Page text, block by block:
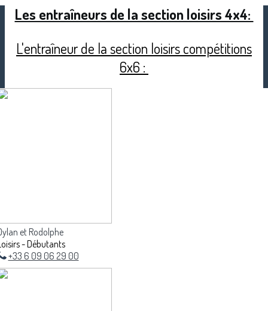
Les entraîneurs de la section loisirs 4x4:
L'entraîneur de la section loisirs compétitions
6x6 :
et Rodolphe
- Débutants
+33 6 09 06 29 00